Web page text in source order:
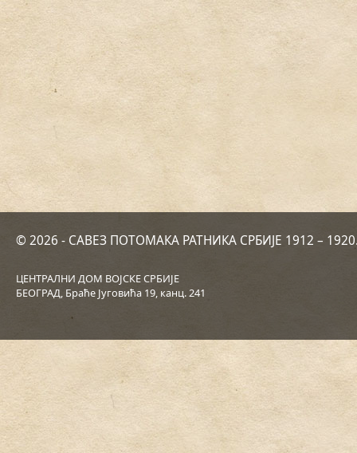
© 2026 - САВЕЗ ПОТОМАКА РАТНИКА СРБИЈЕ 1912 –
ЦЕНТРАЛНИ ДОМ ВОЈСКЕ СРБИЈЕ
БЕОГРАД, Браће Југовића 19, канц. 241